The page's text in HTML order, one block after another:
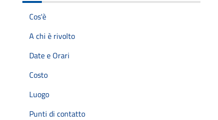
Cos'è
A chi è rivolto
Date e Orari
Costo
Luogo
Punti di contatto